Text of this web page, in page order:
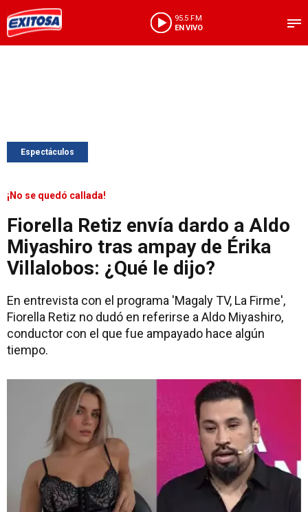
95.5 FM
EN VIVO
Espectáculos
¡No se quedó callada!
Fiorella Retiz envía dardo a Aldo
Miyashiro tras ampay de Érika
Villalobos: ¿Qué le dijo?
En entrevista con el programa 'Magaly TV, La Firme',
Fiorella Retiz no dudó en referirse a Aldo Miyashiro,
conductor con el que fue ampayado hace algún
tiempo.